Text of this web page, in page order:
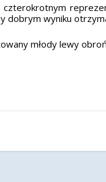
dobrym wyniku
młody lewy